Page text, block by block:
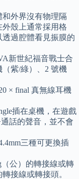
外界沒有物理隔
殼上通常採用格
過腔體看見振膜的
新世紀福音戰士合
紫/綠）、2 號機
× final 真無線耳機
插在桌機，在遊戲
話的聲音，並不會
三種可更換插
（公）的轉接線或轉
接線或轉接頭。